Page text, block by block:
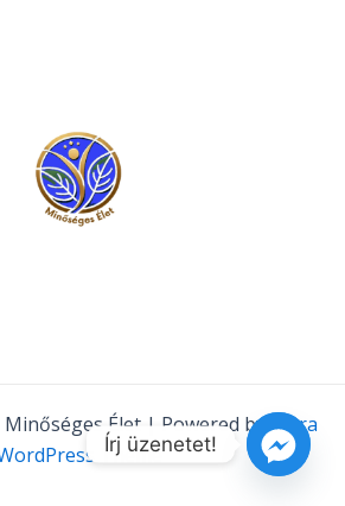
Élet | Powered byAstra
Theme
Írj üzenetet!